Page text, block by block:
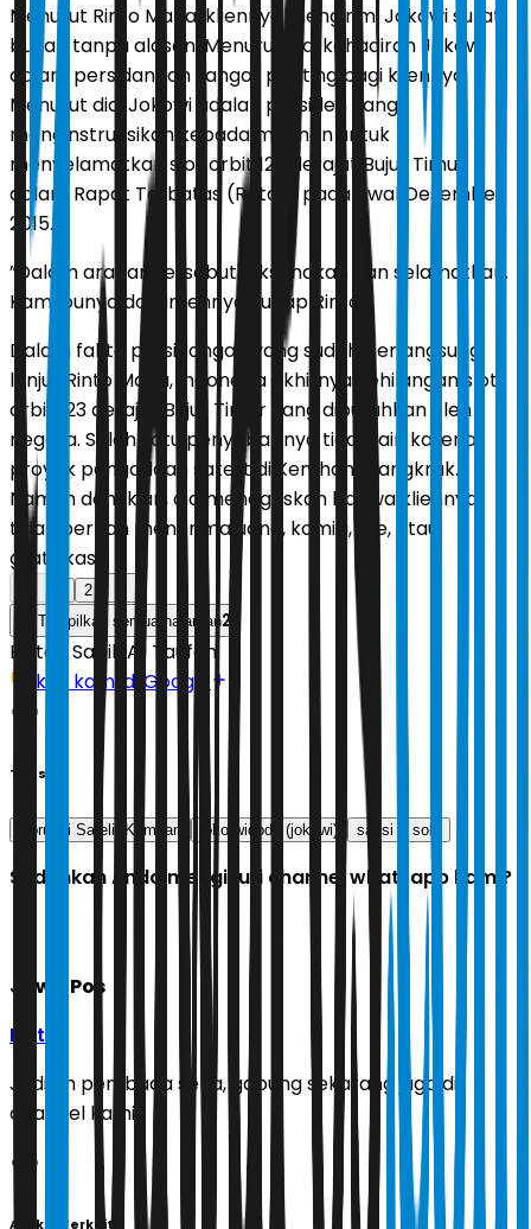
Menurut Rinto Maha, kliennya mengirimi Jokowi surat
bukan tanpa alasan. Menurut dia, kehadiran Jokowi
dalam persidangan sangat penting bagi kliennya.
Menurut dia, Jokowi adalah presiden yang
menginstruksikan kepada menhan untuk
menyelamatkan slot orbit 123 derajat Bujur Timur
dalam Rapat Terbatas (Ratas) pada awal Desember
2015.
”Dalam arahan tersebut laksanakan dan selamatkan.
Kami punya dokumennya,” ucap Rinto.
Dalam fakta persidangan yang sudah berlangsung,
lanjut Rinto Maha, Indonesia akhirnya kehilangan slot
orbit 123 derajat Bujur Timur yang dibutuhkan oleh
negara. Salah satu penyebabnya tidak lain karena
proyek pengadaan satelit di Kemhan mangkrak.
Namun demikian, dia menegaskan bahwa kliennya
tidak pernah menerima uang, komisi, fee, atau
gratifikasi.
2
Tampilkan semua halaman2
Editor: Sabik Aji Taufan
Ikuti kami di Google
Tags
Korupsi Satelit Kemhan joko widodo (jokowi) saksi solo
Sudahkah Anda mengikuti channel whatsapp kami?
Jawa Pos
Ikuti
Jadilah pembaca setia, gabung sekarang juga di
channel kami!
Artikel Terkait